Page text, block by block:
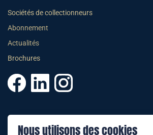
Nous utilisons des cookies
Sociétés de collectionneurs
Abonnement
Actualités
Brochures
© 2025 PHILATELIE LIECHTENSTEIN